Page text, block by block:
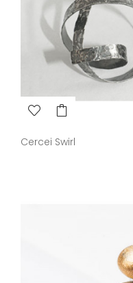
Cercei Swirl